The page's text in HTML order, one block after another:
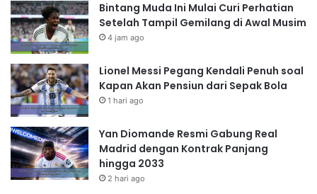
Bintang Muda Ini Mulai Curi Perhatian
Setelah Tampil Gemilang di Awal Musim
4 jam ago
Lionel Messi Pegang Kendali Penuh soal
Kapan Akan Pensiun dari Sepak Bola
1 hari ago
Yan Diomande Resmi Gabung Real
Madrid dengan Kontrak Panjang
hingga 2033
2 hari ago